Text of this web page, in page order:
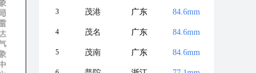
3 茂港 广东 84.6mm
4 茂名 广东 84.6mm
5 茂南 广东 84.6mm